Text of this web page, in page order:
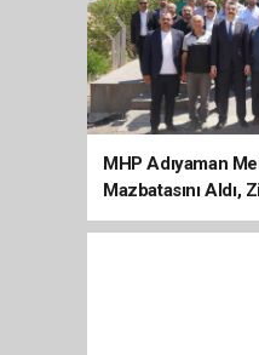
MHP Adıyaman
Mazbatasını Aldı,